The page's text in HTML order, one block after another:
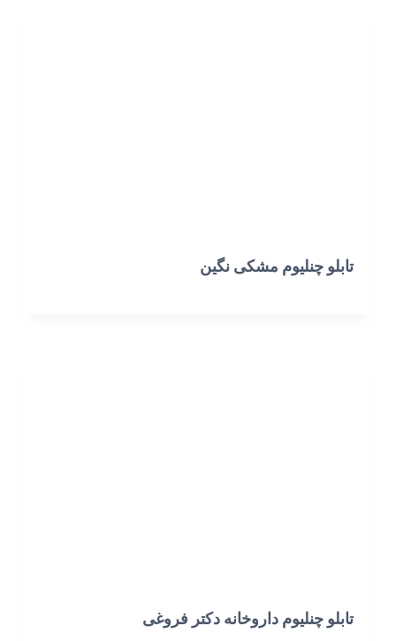
تابلو چنلیوم مشکی نگین
تابلو چنلیوم داروخانه دکتر فروغی